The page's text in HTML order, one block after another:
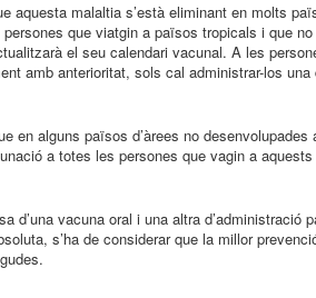
aquesta malaltia s’està eliminant en molts
que viatgin a països tropicals i que
el seu calendari vacunal. A les
amb anterioritat, sols cal administrar-los
en alguns països d’àrees no
a totes les persones que vagin a
d’una vacuna oral i una altra d’administració
s’ha de considerar que la millor